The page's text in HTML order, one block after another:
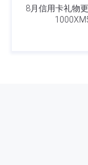
8月信用卡礼物